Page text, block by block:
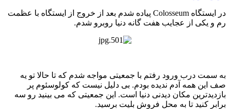
در ایستگاه Colosseum پیاده شدم بعد از خروج از ایستگاه با عظمت
رم و یکی از عجایب هفت گانه دنیا روبرو شدم.
به سمت درب ورود رفتم با جمعیتی مواجه شدم که تا حالا تو یه
صف این همه آدم ندیده بودم. بی دلیل نیست که کولوسئوم پر
بازدیدترین مکان دیدنی دنیا است. این جمعیتی که می بینید رو سه
برابر کنید تا به محل فروش بلیت برسید.